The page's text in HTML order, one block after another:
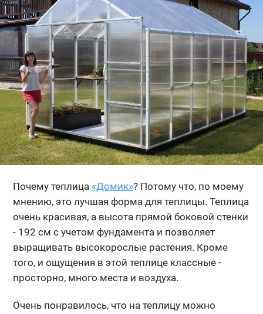
Почему теплица «Домик»? Потому что, по моему
мнению, это лучшая форма для теплицы. Теплица
очень красивая, а высота прямой боковой стенки
- 192 см с учетом фундамента и позволяет
выращивать высокорослые растения. Кроме
того, и ощущения в этой теплице классные -
просторно, много места и воздуха.
Очень понравилось, что на теплицу можно